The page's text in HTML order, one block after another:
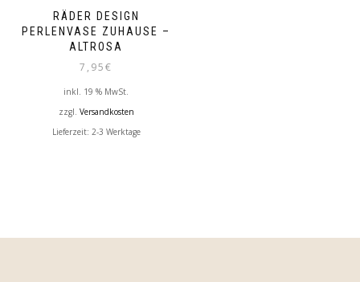
RÄDER DESIGN
PERLENVASE ZUHAUSE –
ALTROSA
7,95€
inkl. 19 % MwSt.
zzgl. Versandkosten
Lieferzeit: 2-3 Werktage